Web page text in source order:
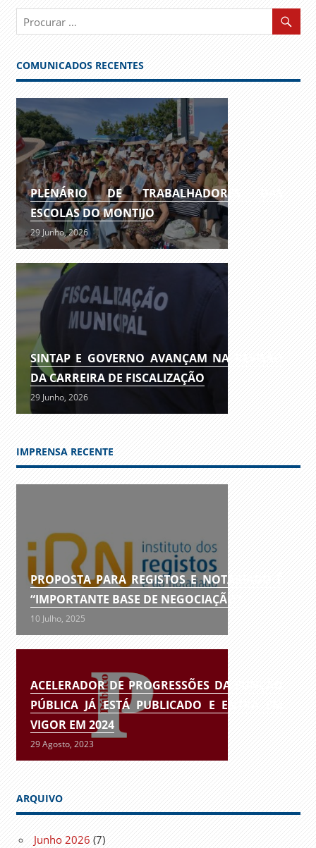
COMUNICADOS RECENTES
PLENÁRIO DE TRABALHADORES DAS
ESCOLAS DO MONTIJO
29 Junho, 2026
SINTAP E GOVERNO AVANÇAM NA REVISÃO
DA CARREIRA DE FISCALIZAÇÃO
29 Junho, 2026
IMPRENSA RECENTE
PROPOSTA PARA REGISTOS E NOTARIADO É
“IMPORTANTE BASE DE NEGOCIAÇÃO”
10 Julho, 2025
ACELERADOR DE PROGRESSÕES DA FUNÇÃO
PÚBLICA JÁ ESTÁ PUBLICADO E ENTRA EM
VIGOR EM 2024
29 Agosto, 2023
ARQUIVO
Junho 2026 (7)